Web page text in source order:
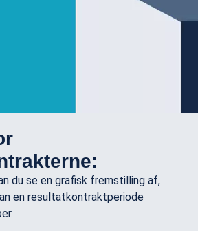
du se en grafisk fremstilling af,
en resultatkontraktperiode